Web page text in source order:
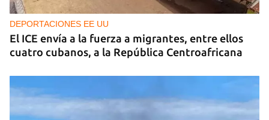
DEPORTACIONES EE UU
El ICE envía a la fuerza a migrantes, entre ellos
cuatro cubanos, a la República Centroafricana